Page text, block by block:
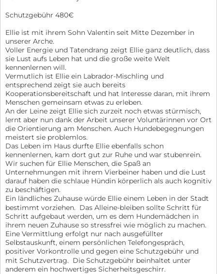
Schutzgebühr 480€
Ellie ist mit ihrem Sohn Valentin seit Mitte Dezember in
unserer Arche.
Voller Energie und Tatendrang zeigt Ellie ganz deutlich, dass
sie Lust aufs Leben hat und die große weite Welt
kennenlernen will.
Vermutlich ist Ellie ein Labrador-Mischling und
entsprechend zeigt sie auch bereits
Kooperationsbereitschaft und hat Interesse daran, mit ihrem
Menschen gemeinsam etwas zu erleben.
An der Leine zeigt Ellie sich zurzeit noch etwas stürmisch,
lernt aber nun dank der Arbeit unserer Voluntärinnen vor Ort
die Orientierung am Menschen. Auch Hundebegegnungen
meistert sie problemlos.
Das Leben im Haus durfte Ellie ebenfalls schon
kennenlernen, kam dort gut zur Ruhe und war stubenrein.
Wir suchen für Ellie Menschen, die Spaß an
Unternehmungen mit ihrem Vierbeiner haben und die Lust
darauf haben die schlaue Hündin körperlich als auch kognitiv
zu beschäftigen.
Ein ländliches Zuhause würde Ellie einem Leben in der Stadt
bestimmt vorziehen. Das Alleine-bleiben sollte Schritt für
Schritt aufgebaut werden, um es dem Hundemädchen in
ihrem neuen Zuhause so stressfrei wie möglich zu machen.
Eine Vermittlung erfolgt nur nach ausgefüllter
Selbstauskunft, einem persönlichen Telefongespräch,
positiver Vorkontrolle und gegen eine Schutzgebühr und
mit Schutzvertrag. Die Schutzgebühr beinhaltet unter
anderem ein hochwertiges Sicherheitsgeschirr.